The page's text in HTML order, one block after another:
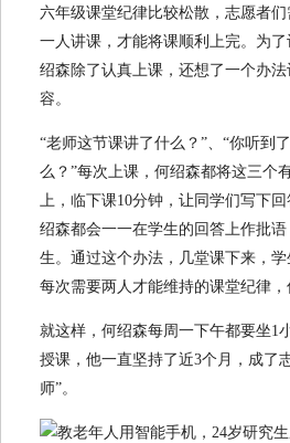
六年级课堂纪律比较松散，志愿者
一人讲课，才能将课顺利上完。为
绍森除了认真上课，还想了一个办
容。
“老师这节课讲了什么？”、“你听到
么？”每次上课，何绍森都将这三个
上，临下课10分钟，让同学们写下
绍森都会一一在学生的回答上作批
生。通过这个办法，几堂课下来，学
每次需要两人才能维持的课堂纪律，
就这样，何绍森每周一下午都要坐1
授课，他一直坚持了近3个月，成了
师”。